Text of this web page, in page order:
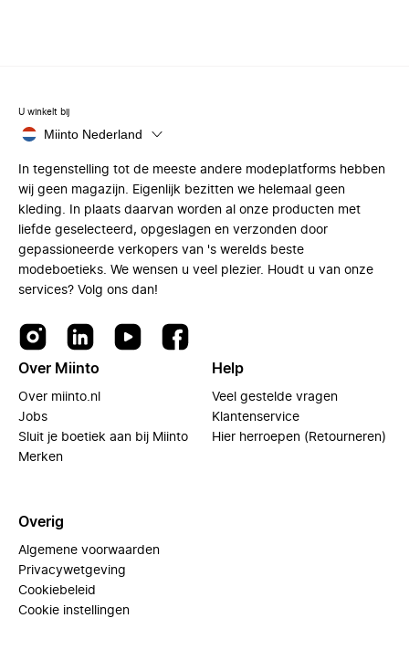
U winkelt bij
Miinto Nederland
In tegenstelling tot de meeste andere modeplatforms hebben
wij geen magazijn. Eigenlijk bezitten we helemaal geen
kleding. In plaats daarvan worden al onze producten met
liefde geselecteerd, opgeslagen en verzonden door
gepassioneerde verkopers van 's werelds beste
modeboetieks. We wensen u veel plezier. Houdt u van onze
services? Volg ons dan!
Over Miinto
Over miinto.nl
Jobs
Sluit je boetiek aan bij Miinto
Merken
Help
Veel gestelde vragen
Klantenservice
Hier herroepen (Retourneren)
Overig
Algemene voorwaarden
Privacywetgeving
Cookiebeleid
Cookie instellingen